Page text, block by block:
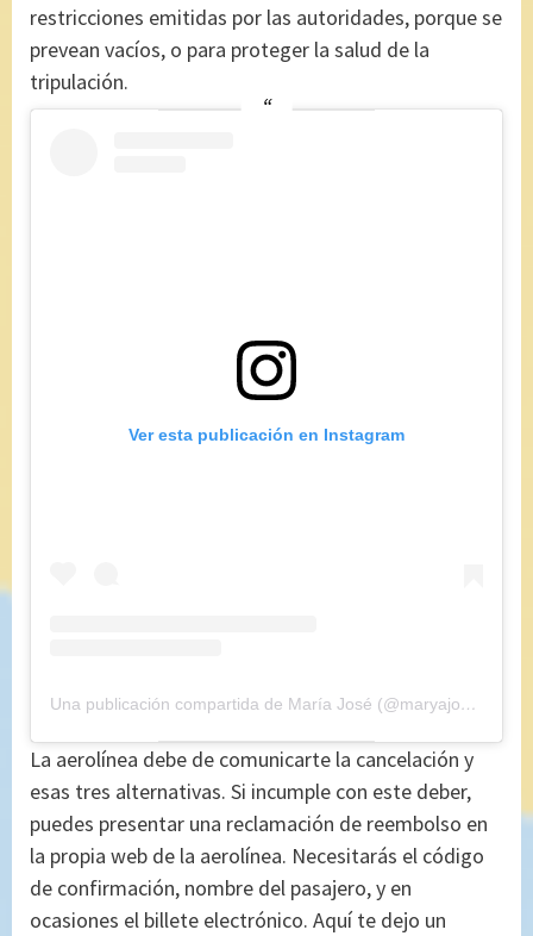
restricciones emitidas por las autoridades, porque se
prevean vacíos, o para proteger la salud de la
tripulación.
Ver esta publicación en Instagram
Una publicación compartida de María José (@maryajosess)
La aerolínea debe de comunicarte la cancelación y
esas tres alternativas. Si incumple con este deber,
puedes presentar una reclamación de reembolso en
la propia web de la aerolínea. Necesitarás el código
de confirmación, nombre del pasajero, y en
ocasiones el billete electrónico. Aquí te dejo un